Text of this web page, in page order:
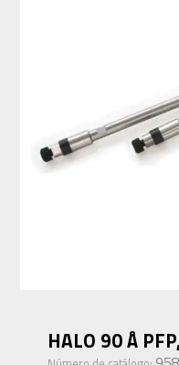
HALO 90 Å